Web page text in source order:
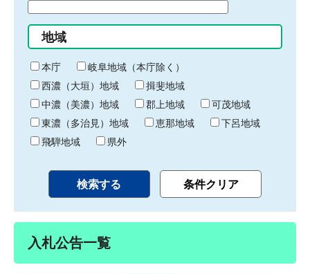
始
り
間
終
わ
り
地域
本庁
岐阜地域（本庁除く）
西濃（大垣）地域
揖斐地域
中濃（美濃）地域
郡上地域
可茂地域
東濃（多治見）地域
恵那地域
下呂地域
飛騨地域
県外
入札公告一覧